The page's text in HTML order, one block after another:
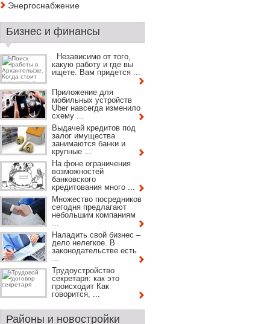
Энергоснабжение
Бизнес и финансы
Независимо от того,
какую работу и где вы
ищете. Вам придется ...
Приложение для
мобильных устройств
Uber навсегда изменило
схему ...
Выдачей кредитов под
залог имущества
занимаются банки и
крупные ...
На фоне ограничения
возможностей
банковского
кредитования много ...
Множество посредников
сегодня предлагают
небольшим компаниям
...
Наладить свой бизнес –
дело нелегкое. В
законодательстве есть
...
Трудоустройство
секретаря: как это
происходит Как
говорится, ...
Районы и новостройки